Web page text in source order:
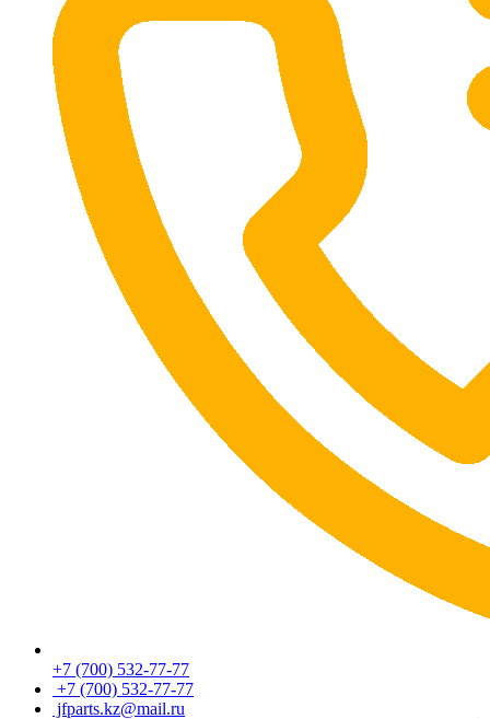
+7 (700) 532-77-77
+7 (700) 532-77-77
jfparts.kz@mail.ru